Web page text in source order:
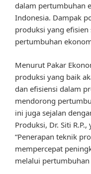
dalam pertumbuhan
Indonesia. Dampak
produksi yang
pertumbuhan
Menurut Pakar
produksi yang baik
dan efisiensi dalam
mendorong
ini juga sejalan
Produksi, Dr. Siti
“Penerapan teknik
mempercepat
melalui